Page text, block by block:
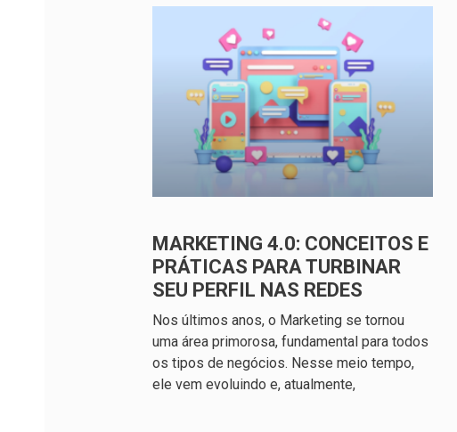
MARKETING 4.0: CONCEITOS E
PRÁTICAS PARA TURBINAR
SEU PERFIL NAS REDES
Nos últimos anos, o Marketing se tornou
uma área primorosa, fundamental para todos
os tipos de negócios. Nesse meio tempo,
ele vem evoluindo e, atualmente,